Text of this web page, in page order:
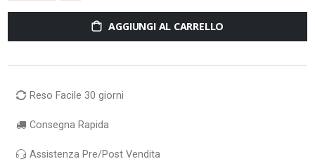
AGGIUNGI AL CARRELLO
Reso Facile 30 giorni
Consegna Rapida
Assistenza Pre/Post Vendita